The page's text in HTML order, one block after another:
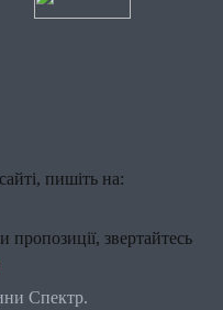
пишіть на:
звертайтесь
Спектр.